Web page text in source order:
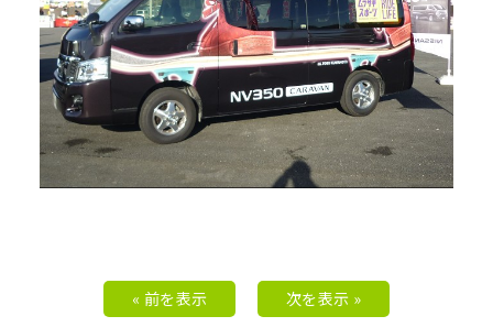
« 前を表示 次を表示 »